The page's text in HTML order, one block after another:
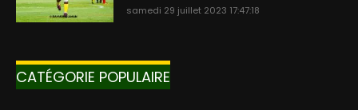
samedi 29 juillet 2023 17:47:18
CATÉGORIE POPULAIRE